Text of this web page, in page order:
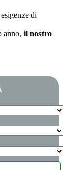
di
anno, il nostro